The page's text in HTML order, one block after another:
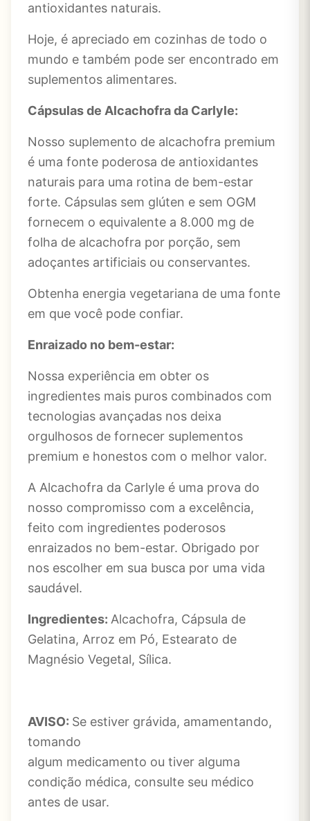
antioxidantes naturais.
Hoje, é apreciado em cozinhas de todo o
mundo e também pode ser encontrado em
suplementos alimentares.
Cápsulas de Alcachofra da Carlyle:
Nosso suplemento de alcachofra premium
é uma fonte poderosa de antioxidantes
naturais para uma rotina de bem-estar
forte. Cápsulas sem glúten e sem OGM
fornecem o equivalente a 8.000 mg de
folha de alcachofra por porção, sem
adoçantes artificiais ou conservantes.
Obtenha energia vegetariana de uma fonte
em que você pode confiar.
Enraizado no bem-estar:
Nossa experiência em obter os
ingredientes mais puros combinados com
tecnologias avançadas nos deixa
orgulhosos de fornecer suplementos
premium e honestos com o melhor valor.
A Alcachofra da Carlyle é uma prova do
nosso compromisso com a excelência,
feito com ingredientes poderosos
enraizados no bem-estar. Obrigado por
nos escolher em sua busca por uma vida
saudável.
Ingredientes: Alcachofra, Cápsula de
Gelatina, Arroz em Pó, Estearato de
Magnésio Vegetal, Sílica.
AVISO: Se estiver grávida, amamentando,
tomando
algum medicamento ou tiver alguma
condição médica, consulte seu médico
antes de usar.